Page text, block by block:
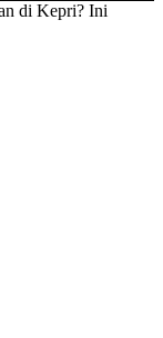
di Kepri? Ini